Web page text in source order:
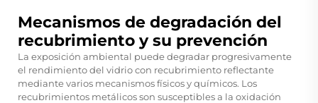
Mecanismos de degradación del
recubrimiento y su prevención
La exposición ambiental puede degradar progresivamente
el rendimiento del vidrio con recubrimiento reflectante
mediante varios mecanismos físicos y químicos. Los
recubrimientos metálicos son susceptibles a la oxidación